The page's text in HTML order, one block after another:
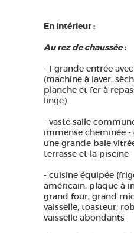
En intérieur :
Au rez de chaussée :
- 1 grande entrée
(machine à laver,
planche et fer à
linge)
- vaste salle
immense cheminée -
une grande baie
terrasse et la piscine
- cuisine équipée
américain, plaque à
grand four, grand
vaisselle, toasteur,
vaisselle abondants